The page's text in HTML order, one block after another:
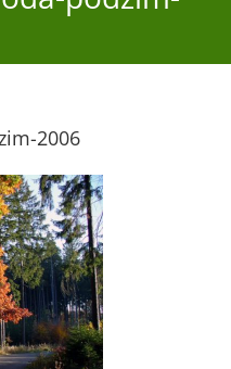
2006